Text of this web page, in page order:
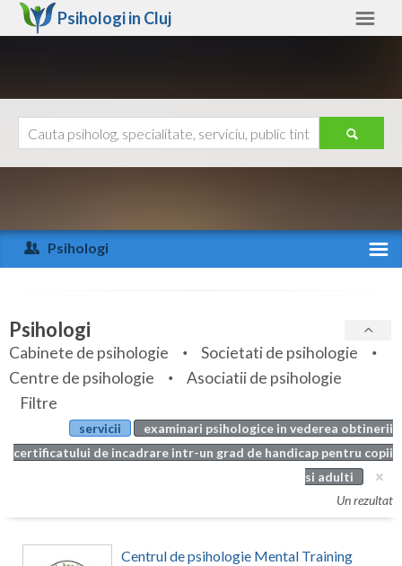
Psihologi in Cluj
Arad
Arges
Bihor
Bistrita-Nasaud
Botosani
Braila
Bucuresti
Ajutor
Psihologi
Specialitati
Servicii
Articole
Evenimente
Psihologi
Cabinete de psihologie
Societati de psihologie
Centre de psihologie
Asociatii de psihologie
Filtre
servicii
examinari psihologice in vederea obtinerii
certificatului de incadrare intr-un grad de handicap pentru copii
si adulti
Un rezultat
Centrul de psihologie Mental Training